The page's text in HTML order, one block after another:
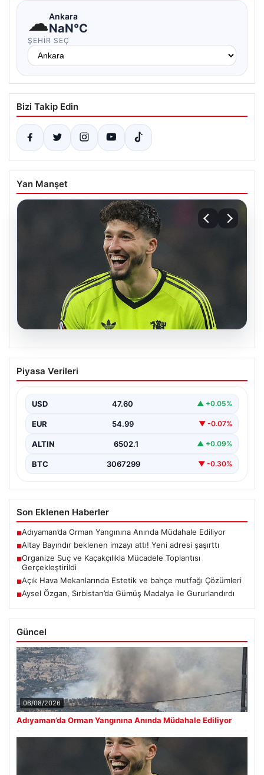
☁Ankara
NaN°C
ŞEHIR SEÇ
Bizi Takip Edin
Yan Manşet
Altay Bayındır beklenen imzayı attı!
Yeni adresi şaşırttı
Piyasa Verileri
USD 47.60 ▲ +0.05%
EUR 54.99 ▼ -0.07%
ALTIN 6502.1 ▲ +0.09%
BTC 3067299 ▼ -0.30%
Son Eklenen Haberler
■Adıyaman’da Orman Yangınına Anında Müdahale Ediliyor
■Altay Bayındır beklenen imzayı attı! Yeni adresi şaşırttı
■Organize Suç ve Kaçakçılıkla Mücadele Toplantısı
Gerçekleştirildi
■Açık Hava Mekanlarında Estetik ve bahçe mutfağı Çözümleri
■Aysel Özgan, Sırbistan’da Gümüş Madalya ile Gururlandırdı
Güncel
06/08/2026
Adıyaman’da Orman Yangınına Anında Müdahale Ediliyor